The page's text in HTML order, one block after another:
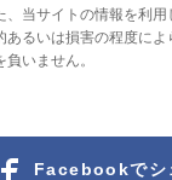
、当サイトの情報を利
あるいは損害の程度に
いません。
Facebookでシ